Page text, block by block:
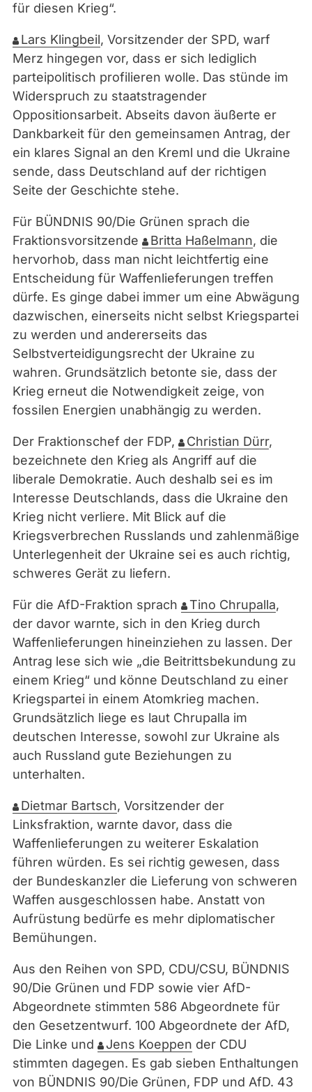
für diesen Krieg“.
Lars Klingbeil, Vorsitzender der SPD, warf
Merz hingegen vor, dass er sich lediglich
parteipolitisch profilieren wolle. Das stünde im
Widerspruch zu staatstragender
Oppositionsarbeit. Abseits davon äußerte er
Dankbarkeit für den gemeinsamen Antrag, der
ein klares Signal an den Kreml und die Ukraine
sende, dass Deutschland auf der richtigen
Seite der Geschichte stehe.
Für BÜNDNIS 90/Die Grünen sprach die
Fraktionsvorsitzende
Britta Haßelmann, die
hervorhob, dass man nicht leichtfertig eine
Entscheidung für Waffenlieferungen treffen
dürfe. Es ginge dabei immer um eine Abwägung
dazwischen, einerseits nicht selbst Kriegspartei
zu werden und andererseits das
Selbstverteidigungsrecht der Ukraine zu
wahren. Grundsätzlich betonte sie, dass der
Krieg erneut die Notwendigkeit zeige, von
fossilen Energien unabhängig zu werden.
Der Fraktionschef der FDP, Christian Dürr,
bezeichnete den Krieg als Angriff auf die
liberale Demokratie. Auch deshalb sei es im
Interesse Deutschlands, dass die Ukraine den
Krieg nicht verliere. Mit Blick auf die
Kriegsverbrechen Russlands und zahlenmäßige
Unterlegenheit der Ukraine sei es auch richtig,
schweres Gerät zu liefern.
Für die AfD-Fraktion sprach Tino Chrupalla,
der davor warnte, sich in den Krieg durch
Waffenlieferungen hineinziehen zu lassen. Der
Antrag lese sich wie „die Beitrittsbekundung zu
einem Krieg“ und könne Deutschland zu einer
Kriegspartei in einem Atomkrieg machen.
Grundsätzlich liege es laut Chrupalla im
deutschen Interesse, sowohl zur Ukraine als
auch Russland gute Beziehungen zu
unterhalten.
Dietmar Bartsch, Vorsitzender der
Linksfraktion, warnte davor, dass die
Waffenlieferungen zu weiterer Eskalation
führen würden. Es sei richtig gewesen, dass
der Bundeskanzler die Lieferung von schweren
Waffen ausgeschlossen habe. Anstatt von
Aufrüstung bedürfe es mehr diplomatischer
Bemühungen.
Aus den Reihen von SPD, CDU/CSU, BÜNDNIS
90/Die Grünen und FDP sowie vier AfD-
Abgeordnete stimmten 586 Abgeordnete für
den Gesetzentwurf. 100 Abgeordnete der AfD,
Die Linke und
Jens Koeppen der CDU
stimmten dagegen. Es gab sieben Enthaltungen
von BÜNDNIS 90/Die Grünen, FDP und AfD. 43